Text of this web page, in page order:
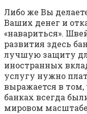
Либо же Вы
Ваших денег и
«навариться».
развития здесь
лучшую защиту
иностранных
услугу нужно
выражается в
банках всегда
мировом